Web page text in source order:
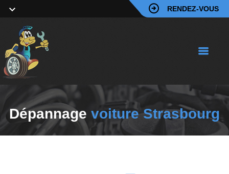
RENDEZ-VOUS
Dépannage voiture Strasbourg